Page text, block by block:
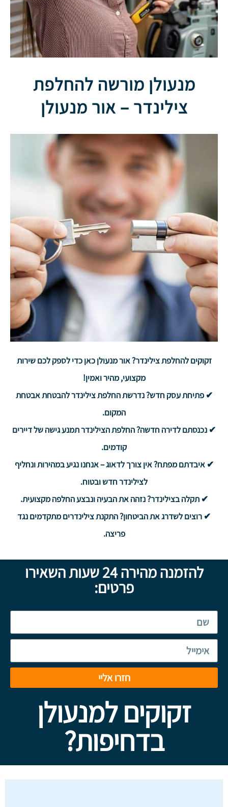
מנעולן מורשה להחלפת
צילינדר – אור מנעולן
זקוקים להחלפת צילינדר? אור מנעולן כאן כדי לספק לכם שירות
מקצועי, מהיר ואמין!
✔ פתיחת עסק חדש? נדרשת החלפת צילינדר להבטחת אבטחת
המקום.
✔ נכנסתם לדירה חדשה? החלפת הצילינדר תמנע גישה של דיירים
קודמים.
✔ איבדתם מפתח? אין צורך לדאוג – אנחנו נגיע במהירות ונחליף
לצילינדר חדש ובטוח.
✔ תקלה בצילינדר? נזהה את הבעיה ונבצע החלפה מקצועית.
✔ רוצים לשדרג את הביטחון? התקנת צילינדרים מתקדמים נגד
פריצה.
להזמנה מהירה 24 שעות השאירו
פרטים:
חזרו אליי
זקוקים למנעולן
בדחיפות?